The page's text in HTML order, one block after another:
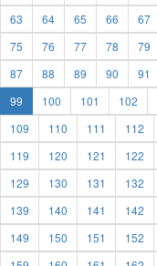
63
64 65 66 67
75
76 77 78 79
87
88 89 90 91
99
100 101 102
109
110 111 112
119
120 121 122
129
130 131 132
139
140 141 142
149
150 151 152